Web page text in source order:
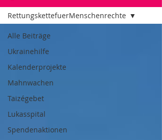
Alle Beiträge
Ukrainehilfe
Kalenderprojekte
Mahnwachen
Taizégebet
Lukasspital
Spendenaktionen
RettungskettefuerMenschenrechte